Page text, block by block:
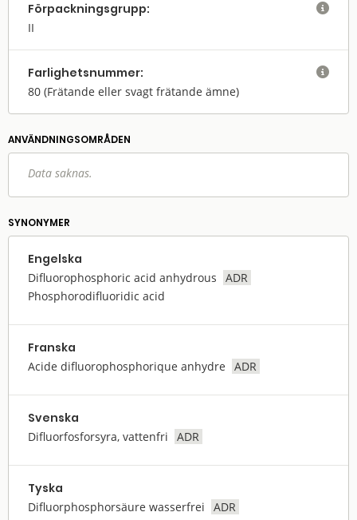
Förpack­nings­grupp:
II

Farlighets­nummer:
80 (Frätande eller svagt frätande ämne)

ANVÄNDNINGS­OMRÅDEN
Data saknas.
SYNONYMER
Engelska
Difluorophosphoric acid anhydrous
ADR
Phosphorodifluoridic acid
Franska
Acide difluorophosphorique anhydre ADR
Svenska
Difluorfosforsyra, vattenfri ADR
Tyska
Difluorphosphorsäure wasserfrei ADR